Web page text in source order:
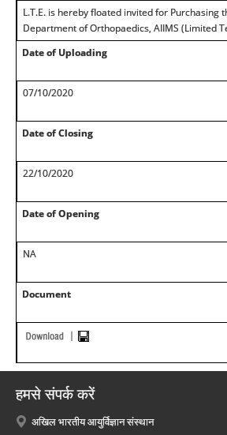
L.T.E. is hereby floated invited for Purchasing
Department of Orthopaedics, AIIMS (Limited
Date of Uploading
07/10/2020
Date of Closing
22/10/2020
Date of Opening
NA
Document
हमसे संपर्क करें
अखिल भारतीय आयुर्विज्ञान संस्थान